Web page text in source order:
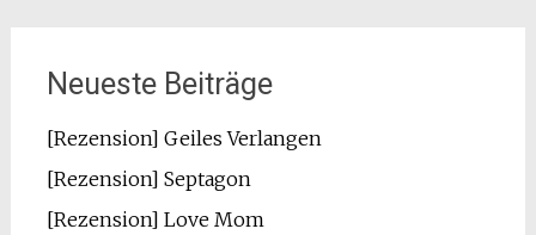
Neueste Beiträge
[Rezension] Geiles Verlangen
[Rezension] Septagon
[Rezension] Love Mom